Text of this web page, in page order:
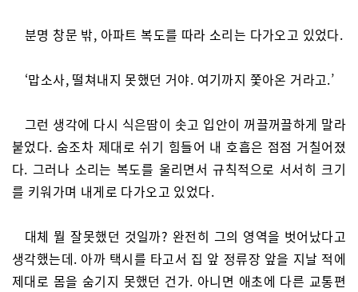
분명 창문 밖, 아파트 복도를 따라 소리는 다가오고 있었다.
‘맙소사, 떨쳐내지 못했던 거야. 여기까지 쫓아온 거라고.’
그런 생각에 다시 식은땀이 솟고 입안이 꺼끌꺼끌하게 말라
붙었다. 숨조차 제대로 쉬기 힘들어 내 호흡은 점점 거칠어졌
다. 그러나 소리는 복도를 울리면서 규칙적으로 서서히 크기
를 키워가며 내게로 다가오고 있었다.
대체 뭘 잘못했던 것일까? 완전히 그의 영역을 벗어났다고
생각했는데. 아까 택시를 타고서 집 앞 정류장 앞을 지날 적에
제대로 몸을 숨기지 못했던 건가. 아니면 애초에 다른 교통편